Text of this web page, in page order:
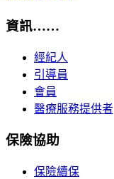
資訊……
經紀人
引導員
會員
醫療服務提供者
保險協助
保險續保